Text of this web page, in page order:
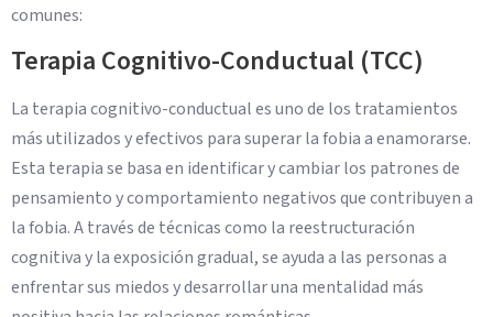
comunes:
Terapia Cognitivo-Conductual (TCC)
La terapia cognitivo-conductual es uno de los tratamientos
más utilizados y efectivos para superar la fobia a enamorarse.
Esta terapia se basa en identificar y cambiar los patrones de
pensamiento y comportamiento negativos que contribuyen a
la fobia. A través de técnicas como la reestructuración
cognitiva y la exposición gradual, se ayuda a las personas a
enfrentar sus miedos y desarrollar una mentalidad más